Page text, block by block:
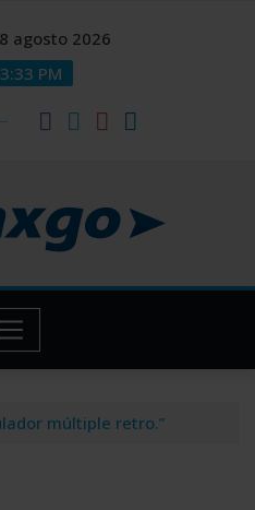
agosto 2026
PM
múltiple retro.”